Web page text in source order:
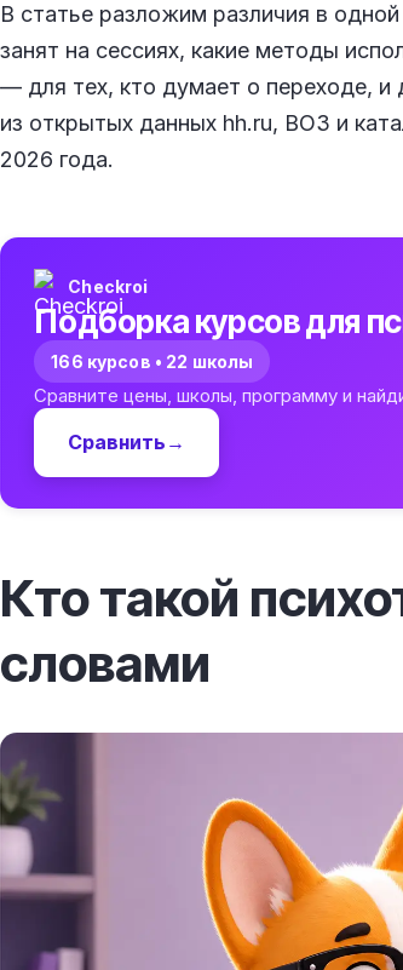
В статье разложим различия в
занят на сессиях, какие методы
— для тех, кто думает о переходе,
из открытых данных hh.ru, ВОЗ и
2026 года.
Checkroi
Подборка курсов для
166 курсов • 22 школы
Сравните цены, школы, программу и
Сравнить →
Кто такой
словами